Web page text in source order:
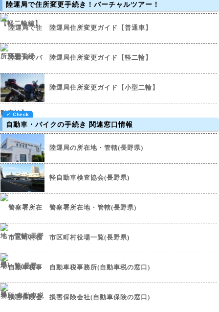
陸運局で住所変更手続き！バーチャルツアー！
陸運局住所変更ガイド【普通車】
陸運局住所変更ガイド【軽二輪】
陸運局住所変更ガイド【小型二輪】
自動車・バイクの手続き 関連窓口情報
陸運局の所在地・管轄(長野県)
軽自動車検査協会(長野県)
警察署所在地・管轄(長野県)
市区町村役場一覧(長野県)
自動車税事務所(自動車税の窓口)
損害保険会社(自動車保険の窓口)